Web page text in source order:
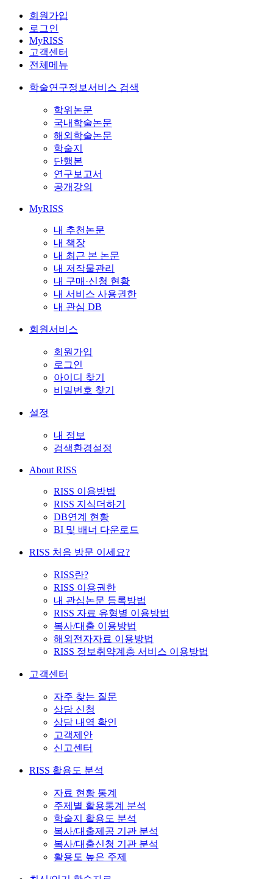
회원가입
로그인
MyRISS
고객센터
전체메뉴
학술연구정보서비스 검색
학위논문
국내학술논문
해외학술논문
학술지
단행본
연구보고서
공개강의
MyRISS
내 추천논문
내 책장
내 최근 본 논문
내 저작물관리
내 구매·신청 현황
내 서비스 사용권한
내 관심 DB
회원서비스
회원가입
로그인
아이디 찾기
비밀번호 찾기
설정
내 정보
검색환경설정
About RISS
RISS 이용방법
RISS 지식더하기
DB연계 현황
BI 및 배너 다운로드
RISS 처음 방문 이세요?
RISS란?
RISS 이용권한
내 관심논문 등록방법
RISS 자료 유형별 이용방법
복사/대출 이용방법
해외전자자료 이용방법
RISS 정보취약계층 서비스 이용방법
고객센터
자주 찾는 질문
상담 신청
상담 내역 확인
고객제안
신고센터
RISS 활용도 분석
자료 현황 통계
주제별 활용통계 분석
학술지 활용도 분석
복사/대출제공 기관 분석
복사/대출신청 기관 분석
활용도 높은 주제